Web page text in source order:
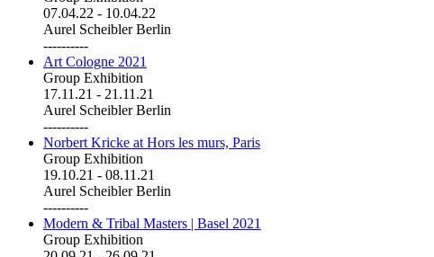
07.04.22 - 10.04.22
Aurel Scheibler Berlin
----------
Art Cologne 2021
Group Exhibition
17.11.21 - 21.11.21
Aurel Scheibler Berlin
----------
Norbert Kricke at Hors les murs, Paris
Group Exhibition
19.10.21 - 08.11.21
Aurel Scheibler Berlin
----------
Modern & Tribal Masters | Basel 2021
Group Exhibition